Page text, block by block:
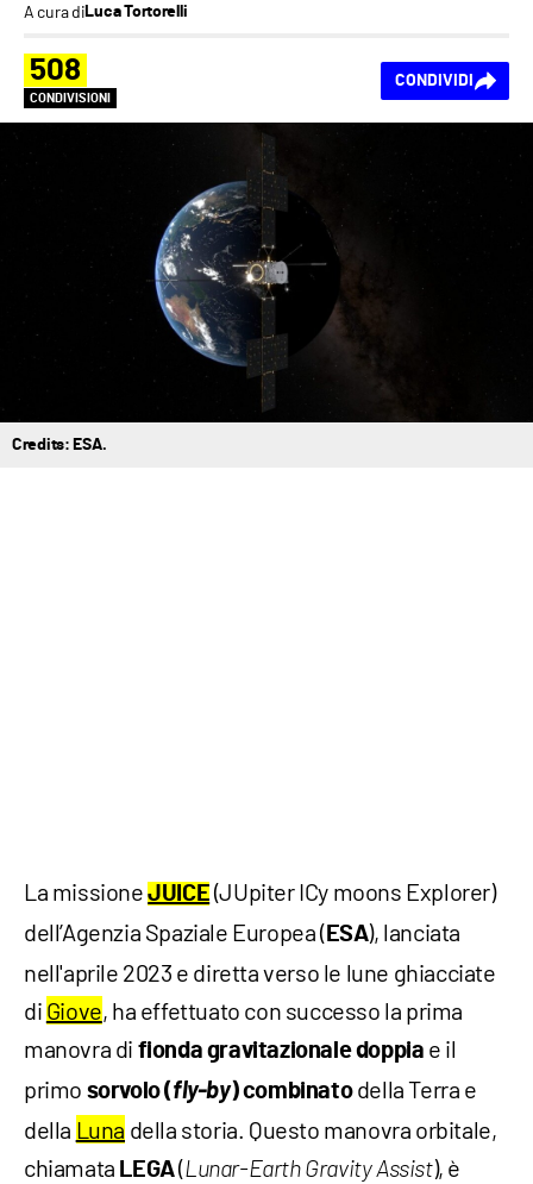
A cura diLuca Tortorelli
508
CONDIVISIONI
CONDIVIDI
Credits: ESA.
La missioneJUICE (JUpiter ICy moons Explorer)
dell’Agenzia Spaziale Europea ( ESA), lanciata
nell'aprile 2023 e diretta verso le lune ghiacciate
di Giove, ha effettuato con successo la prima
manovra di fionda gravitazionale doppia e il
primo sorvolo (fly-by) combinatodella Terra e
della Luna della storia. Questo manovra orbitale,
chiamata LEGA(Lunar-Earth Gravity Assist), è